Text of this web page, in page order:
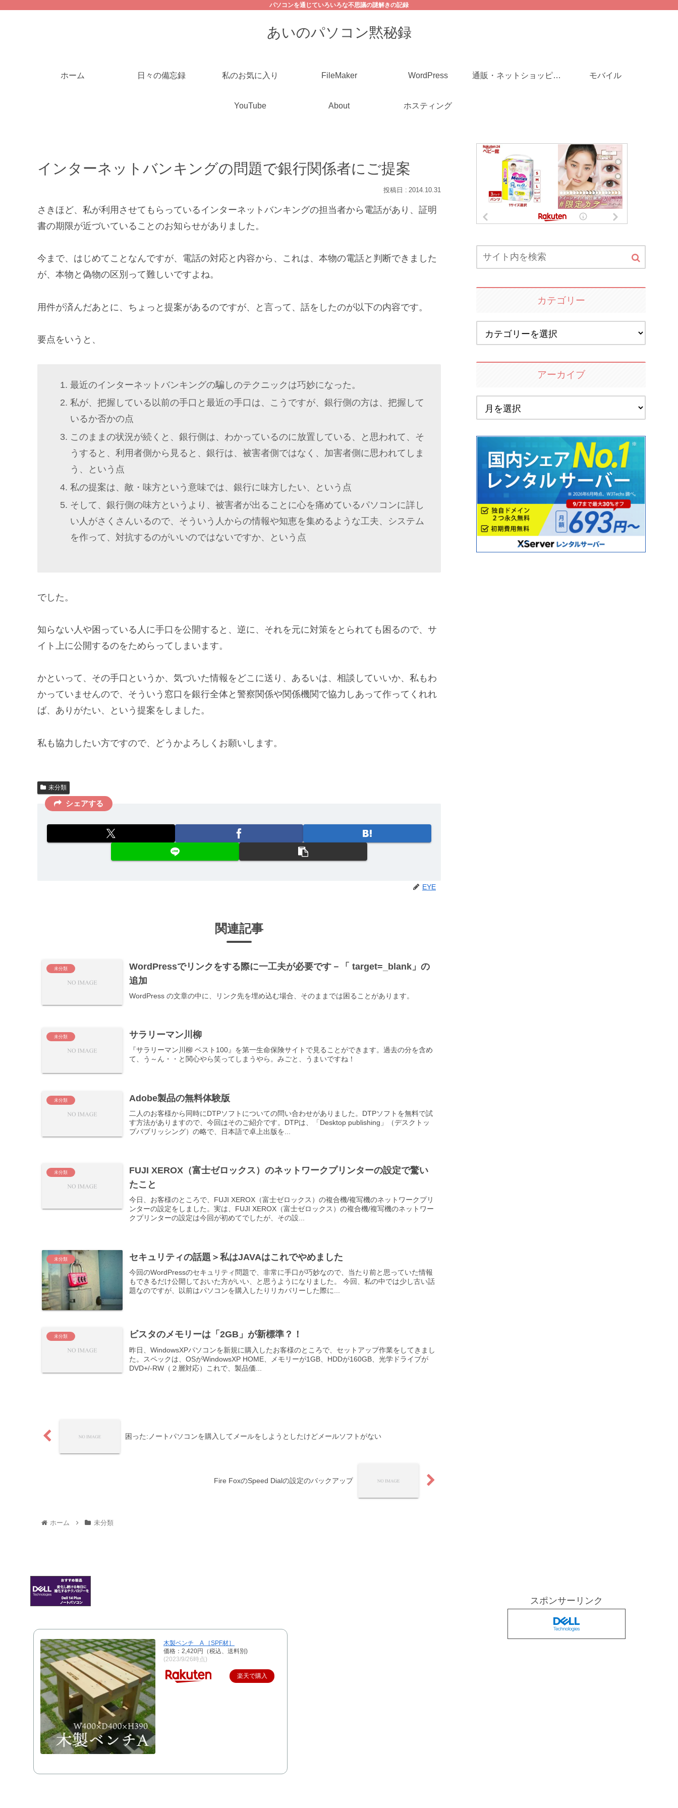
パソコンを通じていろいろな不思議の謎解きの記録
あいのパソコン黙秘録
ホーム 日々の備忘録 私のお気に入り FileMaker WordPress 通販・ネットショッピング モバイル
YouTube About ホスティング
インターネットバンキングの問題で銀行関係者にご提案
2014.10.31
さきほど、私が利用させてもらっているインターネットバンキングの担当者から電話があり、証明
書の期限が近づいていることのお知らせがありました。
今まで、はじめてことなんですが、電話の対応と内容から、これは、本物の電話と判断できました
が、本物と偽物の区別って難しいですよね。
用件が済んだあとに、ちょっと提案があるのですが、と言って、話をしたのが以下の内容です。
要点をいうと、
最近のインターネットバンキングの騙しのテクニックは巧妙になった。
私が、把握している以前の手口と最近の手口は、こうですが、銀行側の方は、把握して
いるか否かの点
このままの状況が続くと、銀行側は、わかっているのに放置している、と思われて、そ
うすると、利用者側から見ると、銀行は、被害者側ではなく、加害者側に思われてしま
う、という点
私の提案は、敵・味方という意味では、銀行に味方したい、という点
そして、銀行側の味方というより、被害者が出ることに心を痛めているパソコンに詳し
い人がさくさんいるので、そういう人からの情報や知恵を集めるような工夫、システム
を作って、対抗するのがいいのではないですか、という点
でした。
知らない人や困っている人に手口を公開すると、逆に、それを元に対策をとられても困るので、サ
イト上に公開するのをためらってしまいます。
かといって、その手口というか、気づいた情報をどこに送り、あるいは、相談していいか、私もわ
かっていませんので、そういう窓口を銀行全体と警察関係や関係機関で協力しあって作ってくれれ
ば、ありがたい、という提案をしました。
私も協力したい方ですので、どうかよろしくお願いします。
未分類
シェアする
EYE
関連記事
未分類
WordPressでリンクをする際に一工夫が必要です－「 target=_blank」の
追加
WordPress の文章の中に、リンク先を埋め込む場合、そのままでは困ることがあります。
未分類 サラリーマン川柳
『サラリーマン川柳 ベスト100』を第一生命保険サイトで見ることができます。過去の分を含め
て、う～ん・・と関心やら笑ってしまうやら。みごと、うまいですね！
未分類 Adobe製品の無料体験版
二人のお客様から同時にDTPソフトについての問い合わせがありました。DTPソフトを無料で試
す方法がありますので、今回はそのご紹介です。DTPは、「Desktop publishing」（デスクトッ
プパブリッシング）の略で、日本語で卓上出版を...
未分類
FUJI XEROX（富士ゼロックス）のネットワークプリンターの設定で驚い
たこと
今日、お客様のところで、FUJI XEROX（富士ゼロックス）の複合機/複写機のネットワークプリ
ンターの設定をしました。実は、FUJI XEROX（富士ゼロックス）の複合機/複写機のネットワー
クプリンターの設定は今回が初めてでしたが、その設...
未分類 セキュリティの話題＞私はJAVAはこれでやめました
今回のWordPressのセキュリティ問題で、非常に手口が巧妙なので、当たり前と思っていた情報
もできるだけ公開しておいた方がいい、と思うようになりました。 今回、私の中では少し古い話
題なのですが、以前はパソコンを購入したりリカバリーした際に...
未分類 ビスタのメモリーは「2GB」が新標準？！
昨日、WindowsXPパソコンを新規に購入したお客様のところで、セットアップ作業をしてきまし
た。スペックは、OSがWindowsXP HOME、メモリーが1GB、HDDが160GB、光学ドライブが
DVD+/-RW（２層対応）これで、製品価...
困った:ノートパソコンを購入してメールをしようとしたけどメールソフトがない
Fire FoxのSpeed Dialの設定のバックアップ
ホーム 未分類
カテゴリー
アーカイブ
木製ベンチ A ［SPF材］
価格：2,420円（税込、送料別)
(2023/9/26時点)
楽天で購入
スポンサーリンク